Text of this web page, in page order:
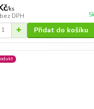
/ks
bez DPH
Přidat do košíku